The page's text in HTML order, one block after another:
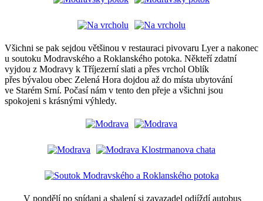
Všichni se pak sejdou většinou v restauraci pivovaru Lyer a nakonec
u soutoku Modravského a Roklanského potoka. Někteří zdatní
vyjdou z Modravy k Tříjezerní slati a přes vrchol Oblík
přes bývalou obec Zelená Hora dojdou až do místa ubytování
ve Starém Srní. Počasí nám v tento den přeje a všichni jsou
spokojeni s krásnými výhledy.
V pondělí po snídani a sbalení si zavazadel odjíždí autobus